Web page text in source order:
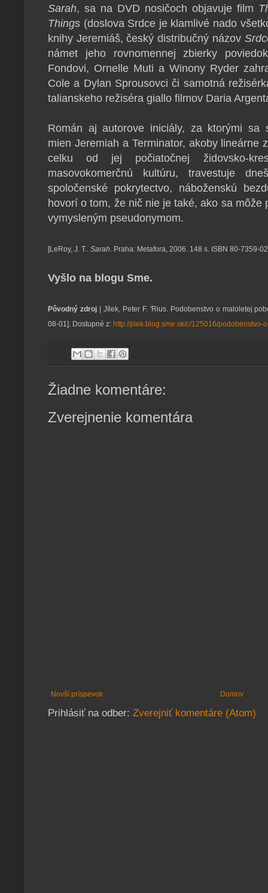
Sarah, sa na DVD nosičoch objavuje film
Things (doslova Srdce je klamlivé nado
knihy Jeremiáš, český distribučný názov
námet jeho rovnomennej zbierky
Fondovi, Ornelle Muti a Winony Ryder
Cole a Dylan Sprousovci či samotná
talianskeho režiséra giallo filmov Daria
Román aj autorove iniciály, za ktorými sa
mien Jeremiah a Terminator, akoby lineárne
celku od jej počiatočnej židovsko-
masovokomerčnú kultúru, travestuje
spoločenské pokrytectvo, náboženskú
hovorí o tom, že nič nie je také, ako sa
vymysleným pseudonymom.
[LeRoy, J. T.. Sarah . Praha: Metafora, 2006. 148 s. ISBN 80-7359-
Vyšlo na blogu Sme.
Pôvodný zdroj| Jílek, Peter F. 'Rius. Podobenstvo o maloletej
08-01]. Dostupné z: http://jilek.blog.sme.sk/c/125016/podobenstvo-
Žiadne komentáre:
Zverejnenie komentára
Novší príspevok Domov
Prihlásiť na odber: Zverejniť komentáre (Atom)